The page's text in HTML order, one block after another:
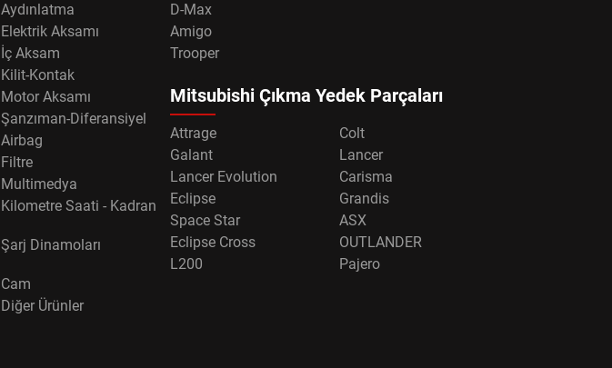
Aydınlatma
Elektrik Aksamı
İç Aksam
Kilit-Kontak
Motor Aksamı
Şanzıman-Diferansiyel
Airbag
Filtre
Multimedya
Kilometre Saati - Kadran
Şarj Dinamoları
Cam
Diğer Ürünler
D-Max
Amigo
Trooper
Mitsubishi Çıkma Yedek Parçaları
Attrage
Colt
Galant
Lancer
Lancer Evolution
Carisma
Eclipse
Grandis
Space Star
ASX
Eclipse Cross
OUTLANDER
L200
Pajero